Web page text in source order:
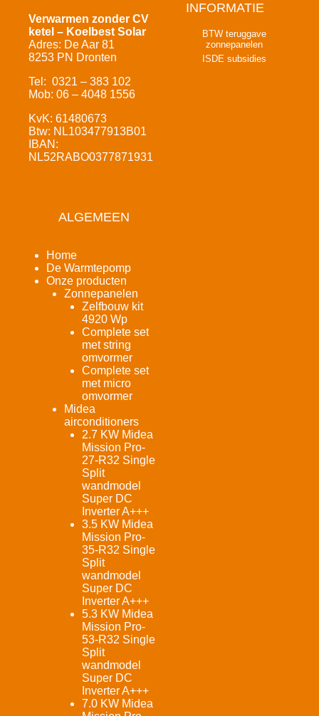
Verwarmen zonder CV
ketel – Koelbest Solar
Adres: De Aar 81
8253 PN Dronten
Tel: 0321 – 383 102
Mob: 06 – 4048 1556
KvK: 61480673
Btw: NL103477913B01
IBAN:
NL52RABO0377871931
INFORMATIE
BTW teruggave
zonnepanelen
ISDE subsidies
ALGEMEEN
Home
De Warmtepomp
Onze producten
Zonnepanelen
Zelfbouw kit
4920 Wp
Complete set
met string
omvormer
Complete set
met micro
omvormer
Midea
airconditioners
2.7 KW Midea
Mission Pro-
27-R32 Single
Split
wandmodel
Super DC
Inverter A+++
3.5 KW Midea
Mission Pro-
35-R32 Single
Split
wandmodel
Super DC
Inverter A+++
5.3 KW Midea
Mission Pro-
53-R32 Single
Split
wandmodel
Super DC
Inverter A+++
7.0 KW Midea